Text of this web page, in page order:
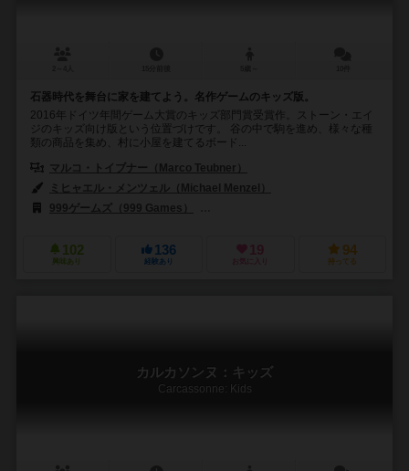
石器時代を舞台に家を建てよう。名作ゲームのキッズ版。
2016年ドイツ年間ゲーム大賞のキッズ部門賞受賞作。ストーン・エイ
ジのキッズ向け版という位置づけです。 谷の中で駒を進め、様々な種
類の商品を集め、村に小屋を建てるボード...
マルコ・トイブナー（Marco Teubner）
ミヒャエル・メンツェル（Michael Menzel）
999ゲームズ（999 Games）
102
興味あり
136
経験あり
19
お気に入り
94
持ってる
カルカソンヌ：キッズ
Carcassonne: Kids